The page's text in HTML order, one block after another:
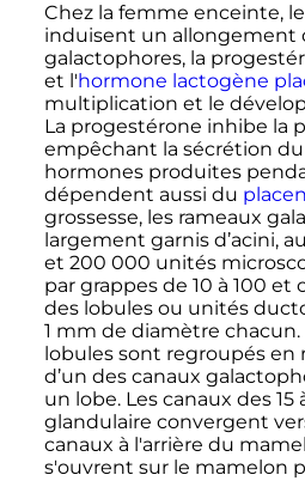
Chez la femme enceinte,
induisent un allongement
galactophores, la
et l'hormone lactogène
multiplication et le
La progestérone inhibe la
empêchant la sécrétion du
hormones produites
dépendent aussi du
grossesse, les rameaux
largement garnis d’acini,
et 200 000 unités
par grappes de 10 à 100
des lobules ou unités
1 mm de diamètre chacun.
lobules sont regroupés en
d’un des canaux
un lobe. Les canaux des 15
glandulaire convergent
canaux à l'arrière du
s'ouvrent sur le mamelon